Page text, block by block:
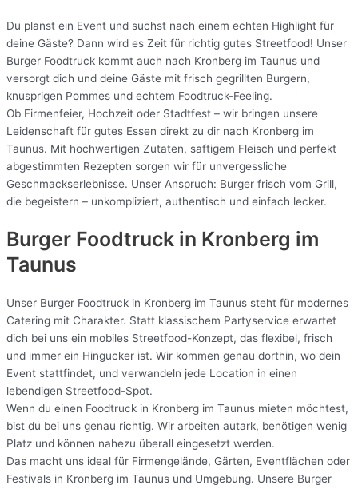
Du planst ein Event und suchst nach einem echten Highlight für
deine Gäste? Dann wird es Zeit für richtig gutes Streetfood! Unser
Burger Foodtruck kommt auch nach Kronberg im Taunus und
versorgt dich und deine Gäste mit frisch gegrillten Burgern,
knusprigen Pommes und echtem Foodtruck-Feeling.
Ob Firmenfeier, Hochzeit oder Stadtfest – wir bringen unsere
Leidenschaft für gutes Essen direkt zu dir nach Kronberg im
Taunus. Mit hochwertigen Zutaten, saftigem Fleisch und perfekt
abgestimmten Rezepten sorgen wir für unvergessliche
Geschmackserlebnisse. Unser Anspruch: Burger frisch vom Grill,
die begeistern – unkompliziert, authentisch und einfach lecker.
Burger Foodtruck in Kronberg im
Taunus
Unser Burger Foodtruck in Kronberg im Taunus steht für modernes
Catering mit Charakter. Statt klassischem Partyservice erwartet
dich bei uns ein mobiles Streetfood-Konzept, das flexibel, frisch
und immer ein Hingucker ist. Wir kommen genau dorthin, wo dein
Event stattfindet, und verwandeln jede Location in einen
lebendigen Streetfood-Spot.
Wenn du einen Foodtruck in Kronberg im Taunus mieten möchtest,
bist du bei uns genau richtig. Wir arbeiten autark, benötigen wenig
Platz und können nahezu überall eingesetzt werden.
Das macht uns ideal für Firmengelände, Gärten, Eventflächen oder
Festivals in Kronberg im Taunus und Umgebung. Unsere Burger